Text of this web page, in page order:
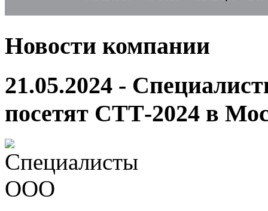
Новости компании
21.05.2024 -
посетят СТТ-2024 в